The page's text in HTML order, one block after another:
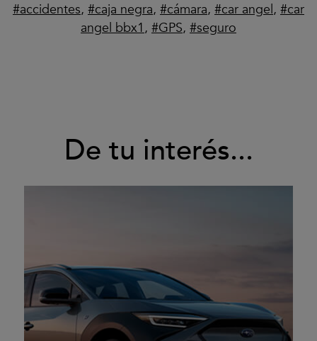
accidentes, caja negra, cámara, car angel,
car
angel bbx1, GPS, seguro
De tu interés...